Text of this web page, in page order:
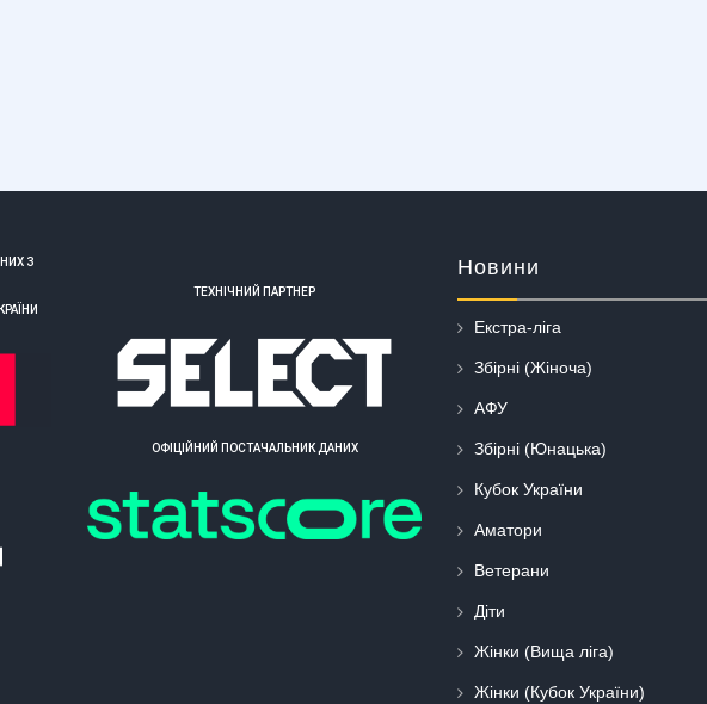
З
ТЕХНІЧНИЙ ПАРТНЕР
ОФІЦІЙНИЙ ПОСТАЧАЛЬНИК ДАНИХ
Новини
Екстра-ліга
Збірні (Жіноча)
АФУ
Збірні (Юнацька)
Кубок України
Аматори
Ветерани
Діти
Жінки (Вища ліга)
Жінки (Кубок України)